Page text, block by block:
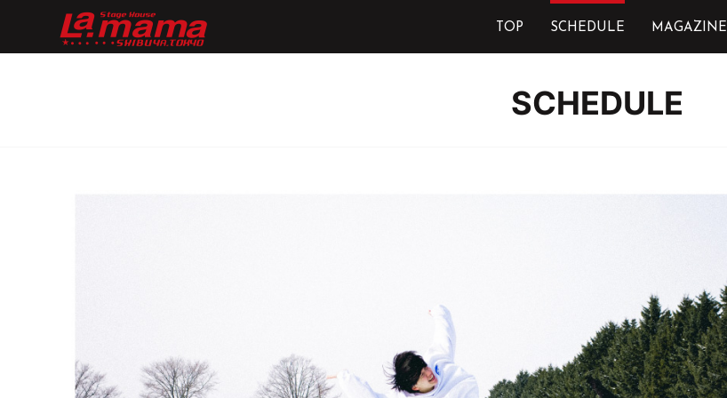
TOP SCHEDULE MAGAZINE
SCHEDULE